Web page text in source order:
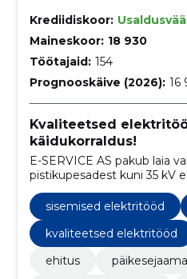
Krediidiskoor:
Maineskoor: 18 930
Töötajaid: 154
Prognooskäive (2026): 16
Kvaliteetsed
käidukorraldus!
E-SERVICE AS pakub laia
pistikupesadest kuni 35 kV
keskendudes rohelisele
ning elektriauto laadijate
sisemised elektritööd
kvaliteetsed elektritööd
ehitus